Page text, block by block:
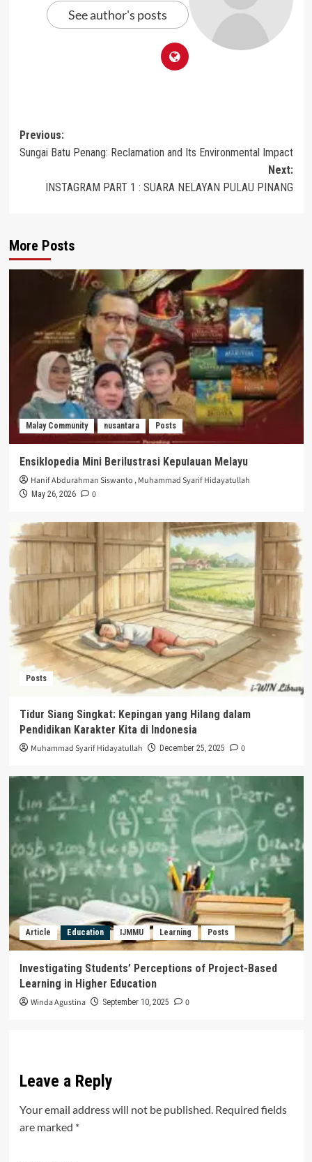
See author's posts
Post
navigation
Previous:
Sungai Batu Penang: Reclamation and Its Environmental Impact
Next:
INSTAGRAM PART 1 : SUARA NELAYAN PULAU PINANG
More Posts
Malay Community nusantara Posts
Ensiklopedia Mini Berilustrasi Kepulauan Melayu
Hanif Abdurahman Siswanto ,Muhammad Syarif Hidayatullah
May 26, 2026 0
Posts
Tidur Siang Singkat: Kepingan yang Hilang dalam
Pendidikan Karakter Kita di Indonesia
Muhammad Syarif Hidayatullah December 25, 2025 0
Article Education IJMMU Learning Posts
Investigating Students’ Perceptions of Project-Based
Learning in Higher Education
Winda Agustina September 10, 2025 0
Leave a Reply
Your email address will not be published. Required fields
are marked *